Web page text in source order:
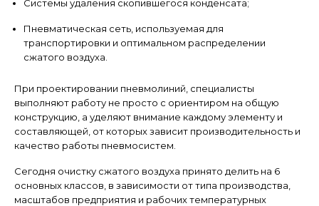
Системы удаления скопившегося конденсата;
Пневматическая сеть, используемая для
транспортировки и оптимальном распределении
сжатого воздуха.
При проектировании пневмолиний, специалисты
выполняют работу не просто с ориентиром на общую
конструкцию, а уделяют внимание каждому элементу и
составляющей, от которых зависит производительность и
качество работы пневмосистем.
Сегодня очистку сжатого воздуха принято делить на 6
основных классов, в зависимости от типа производства,
масштабов предприятия и рабочих температурных